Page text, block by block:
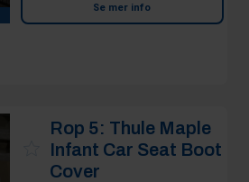
Se mer info
Rop 5: Thule Maple
Infant Car Seat Boot
Cover